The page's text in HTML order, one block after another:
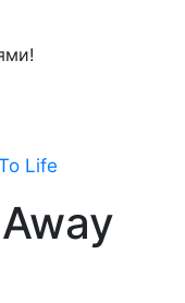
Life